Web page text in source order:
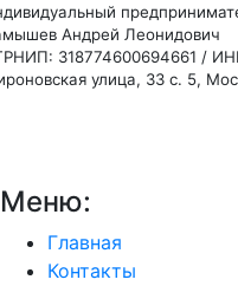
Андрей Леонидович
318774600694661 /
улица, 33 с. 5,
Меню:
Главная
Контакты